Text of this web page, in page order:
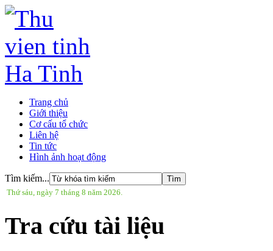
Trang chủ
Giới thiệu
Cơ cấu tổ chức
Liên hệ
Tin tức
Hình ảnh hoạt động
Tìm kiếm...
Thứ sáu, ngày 7 tháng 8 năm 2026.
Tra cứu tài liệu